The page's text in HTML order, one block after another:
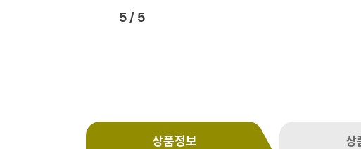
1/ 5
상품정보 상